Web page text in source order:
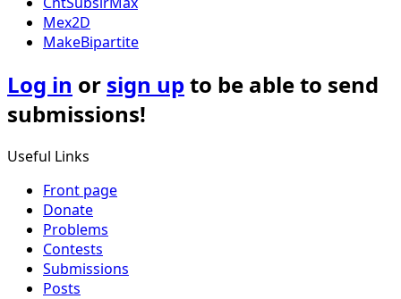
Mex2D
MakeBipartite
Log in or sign upto be able to send
submissions!
Useful Links
Front page
Donate
Problems
Contests
Submissions
Posts